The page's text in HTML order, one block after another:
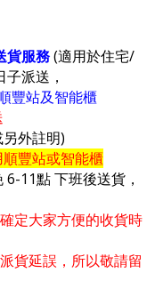
貨服務(適用於住宅/
派送，
豐站及智能櫃
外註明)
豐站或智能櫃
11點 下班後送貨，
定大家方便的收貨時
貨延誤，所以敬請留